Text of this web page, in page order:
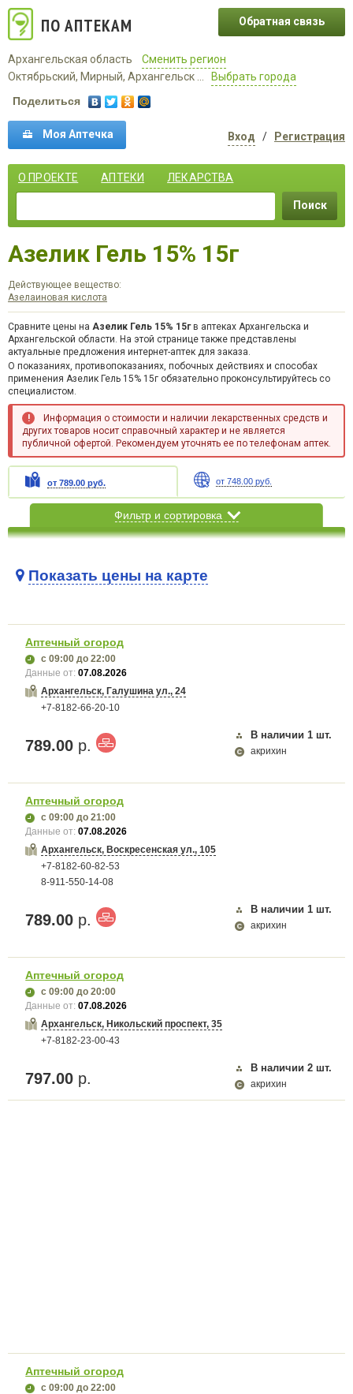
ПО АПТЕКАМ
Архангельская область
Сменить регион
Октябрьский, Мирный, Архангельск ...
Выбрать города
Обратная связь
Поделиться
Моя Аптечка Вход / Регистрация
О ПРОЕКТЕ АПТЕКИ ЛЕКАРСТВА
Поиск
Азелик Гель 15% 15г
Действующее вещество:
Азелаиновая кислота
Сравните цены на Азелик Гель 15% 15гв аптеках Архангельска и
Архангельской области. На этой странице также представлены
актуальные предложения интернет-аптек для заказа.
О показаниях, противопоказаниях, побочных действиях и способах
применения Азелик Гель 15% 15г обязательно проконсультируйтесь со
специалистом.
Информация о стоимости и наличии лекарственных средств и
других товаров носит справочный характер и не является
публичной офертой. Рекомендуем уточнять ее по телефонам аптек.
от 789.00 руб. от 748.00 руб.
Фильтр и сортировка
Карта загружается...
Показать цены на карте
Аптечный огород
с 09:00 до 22:00
Данные от:07.08.2026
Архангельск, Галушина ул., 24
+7-8182-66-20-10
789.00 р.
В наличии 1 шт.
акрихин
Аптечный огород
с 09:00 до 21:00
Данные от:07.08.2026
Архангельск, Воскресенская ул., 105
+7-8182-60-82-53
8-911-550-14-08
789.00 р.
В наличии 1 шт.
акрихин
Аптечный огород
с 09:00 до 20:00
Данные от:07.08.2026
Архангельск, Никольский проспект, 35
+7-8182-23-00-43
797.00 р.
В наличии 2 шт.
акрихин
Аптечный огород
с 09:00 до 22:00